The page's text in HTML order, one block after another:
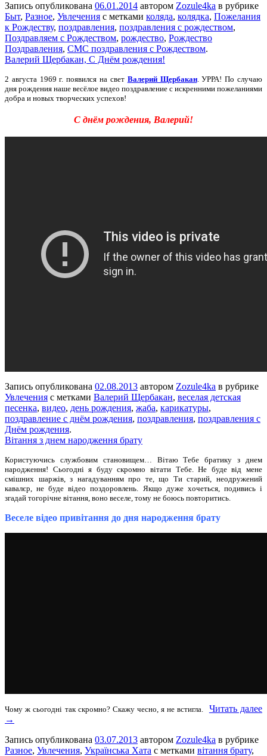
Запись опубликована 06.01.2014 автором Zozule4ka в рубрике
Быт, Разное, Увлечения с метками коляда, колядка, Пожелания
к Рождеству, поздравления, поздравления с рождеством,
Поздравляем с Рождеством, рождество, Рождество
Поздравления, СМС поздравления с Рождеством.
Валерий Щербакан, С Днём рождения!
2 августа 1969 г. появился на свет Валерий Щербакан. УРРА! По случаю
дня рождения наше весёлое видео поздравление с искренними пожеланиями
добра и новых творческих успехов!
С днём рождения, Валерий!
Запись опубликована 02.08.2013 автором Zozule4ka в рубрике
Увлечения с метками Валерий Щербакан, веселая детская
песенка, видео, день рождения, жаба, карикатуры,
поздравление с днём рождения, поздравления, поздравления с
Днём рождения.
Вітання з днем народження брату
Користуючись службовим становищем… Вітаю Тебе братику з днем
народження! Сьогодні я буду скромно вітати Тебе. Не буде від мене
смішних шаржів, з нагадуванням про те, що Ти старий, неодружений
кавалєр, не буде відео поздоровлень. Якщо дуже хочеться, подивись і
згадай тогорічне вітання, воно веселе, тому не боюсь повторитись.
Веселе відео привітання до дня народження брату
Чому ж сьогодні так скромно? Скажу чесно, я не встигла.
Читать далее
→
Запись опубликована 03.07.2013 автором Zozule4ka в рубрике
Разное, Увлечения, Українська Хата с метками вітання брату,